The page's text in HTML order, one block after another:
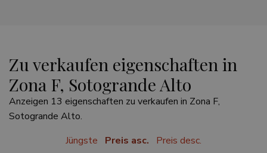
Zu verkaufen eigenschaften in
Zona F, Sotogrande Alto
Anzeigen 13 eigenschaften zu verkaufen in Zona F,
Sotogrande Alto.
Jüngste
Preis asc. Preis desc.